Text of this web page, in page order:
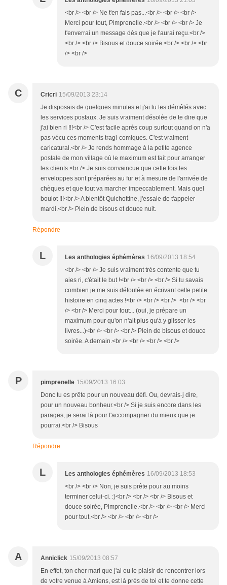
<br /> <br /> Ne t'en fais pas...<br /> <br /> <br />
Merci pour tout, Pimprenelle.<br /> <br /> <br /> Je
t'enverrai un message dès que je l'aurai reçu.<br />
<br /> <br /> Bisous et douce soirée.<br /> <br /> <br
/> <br />
C Cricri 15/09/2013 23:14
Je disposais de quelques minutes et j'ai lu tes démêlés avec
les services postaux. Je suis vraiment désolée de te dire que
j'ai bien ri !!!<br /> C'est facile après coup surtout quand on n'a
pas vécu ces moments tragi-comiques. C'est vraiment
caricatural.<br /> Je rends hommage à la petite agence
postale de mon village où le maximum est fait pour arranger
les clients.<br /> Je suis convaincue que cette fois tes
enveloppes sont préparées au fur et à mesure de l'arrivée de
chèques et que tout va marcher impeccablement. Mais quel
boulot !!!<br /> A bientôt Quichottine, j'essaie de t'appeler
mardi.<br /> Plein de bisous et douce nuit.
Répondre
L Les anthologies éphémères 16/09/2013 18:54
<br /> <br /> Je suis vraiment très contente que tu
aies ri, c'était le but !<br /> <br /> <br /> Si tu savais
combien je me suis défoulée en écrivant cette petite
histoire en cinq actes !<br /> <br /> <br /> <br /> <br
/> <br /> Merci pour tout... (oui, je prépare un
maximum pour qu'on n'ait plus qu'à y glisser les
livres...)<br /> <br /> <br /> Plein de bisous et douce
soirée. A demain.<br /> <br /> <br /> <br />
P pimprenelle 15/09/2013 16:03
Donc tu es prête pour un nouveau défi. Ou, devrais-j dire,
pour un nouveau bonheur.<br /> Si je suis encore dans les
parages, je serai là pour t'accompagner du mieux que je
pourrai.<br /> Bisous
Répondre
L Les anthologies éphémères 16/09/2013 18:53
<br /> <br /> Non, je suis prête pour au moins
terminer celui-ci. :)<br /> <br /> <br /> Bisous et
douce soirée, Pimprenelle.<br /> <br /> <br /> Merci
pour tout.<br /> <br /> <br /> <br />
A Anniclick 15/09/2013 08:57
En effet, ton cher mari que j'ai eu le plaisir de rencontrer lors
de votre venue à Amiens, est là près de toi et te donne cette